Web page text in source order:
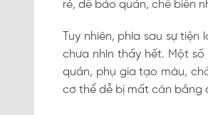
rẻ, dễ bảo quản, chế biến
Tuy nhiên, phía sau sự
chưa nhìn thấy hết. Một
quản, phụ gia tạo màu,
cơ thể dễ bị mất cân bằng